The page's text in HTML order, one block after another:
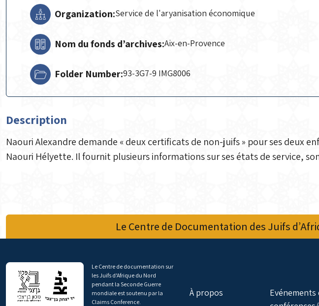
Organization:Service de l'aryanisation économique
Nom du fonds d’archives:Aix-en-Provence
Folder Number:93-3G7-9 IMG8006
Description
Naouri Alexandre demande « deux certificats de non-juifs » pour ses deux
Naouri Hélyette. Il fournit plusieurs informations sur ses états de service,
Le Centre de Documentation des Juifs
Le Centre de documentation sur
les Juifs d'Afrique du Nord
pendant la Seconde Guerre
mondiale est soutenu par la
Claims Conference.
À propos
Evénements